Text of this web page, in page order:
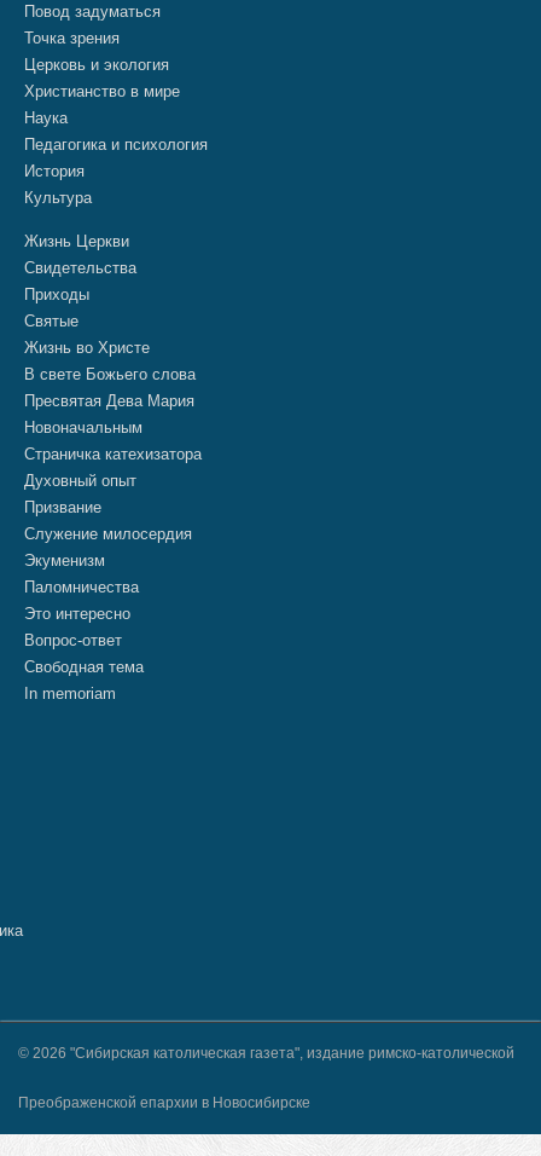
Повод задуматься
Точка зрения
Церковь и экология
Христианство в мире
Наука
Педагогика и психология
История
Культура
Жизнь Церкви
Свидетельства
Приходы
Святые
Жизнь во Христе
В свете Божьего слова
Пресвятая Дева Мария
Новоначальным
Страничка катехизатора
Духовный опыт
Призвание
Служение милосердия
Экуменизм
Паломничества
Это интересно
Вопрос-ответ
Свободная тема
In memoriam
© 2026 "Сибирская католическая газета", издание римско-католической
Преображенской епархии в Новосибирске